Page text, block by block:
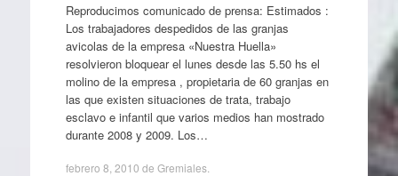
Reproducimos comunicado de prensa: Estimados :
Los trabajadores despedidos de las granjas
avicolas de la empresa «Nuestra Huella»
resolvieron bloquear el lunes desde las 5.50 hs el
molino de la empresa , propietaria de 60 granjas en
las que existen situaciones de trata, trabajo
esclavo e infantil que varios medios han mostrado
durante 2008 y 2009. Los…
febrero 8, 2010 de Gremiales.